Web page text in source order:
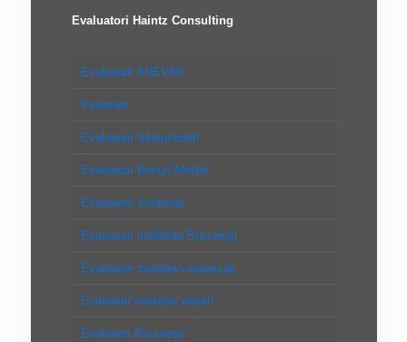
Evaluatori Haintz Consulting
Evaluatori ANEVAR
Parteneri
Evaluatori Intreprinderi
Evaluatori Bunuri Mobile
Evaluatori Imobiliari
Evaluatori imobiliari Bucureşti
Evaluatori imobiliari autorizaţi
Evaluator imobiliar expert
Evaluator Bucureşti